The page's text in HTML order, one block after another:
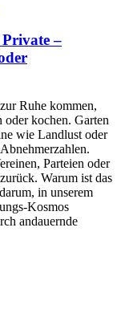
–
Ruhe kommen,
oder kochen. Garten
wie Landlust oder
Parteien oder
Warum ist das
in unserem
Kosmos
andauernde